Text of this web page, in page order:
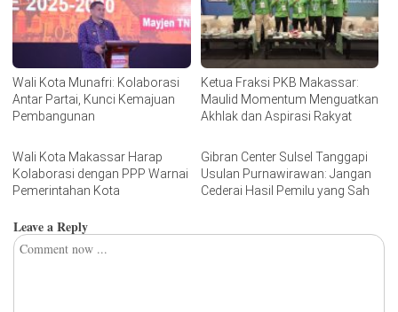
Wali Kota Munafri: Kolaborasi
Antar Partai, Kunci Kemajuan
Pembangunan
Ketua Fraksi PKB Makassar:
Maulid Momentum Menguatkan
Akhlak dan Aspirasi Rakyat
Wali Kota Makassar Harap
Kolaborasi dengan PPP Warnai
Pemerintahan Kota
Gibran Center Sulsel Tanggapi
Usulan Purnawirawan: Jangan
Cederai Hasil Pemilu yang Sah
Leave a Reply